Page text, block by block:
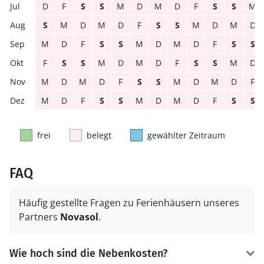
D
F S S M D M D F S S
M
S
M D M D F S S M D M
D
M
D F S S M D M D F S
S
F
S S M D M D F S S M
D
M
D M D F S S M D M D
F
M
D F S S M D M D F S S
frei belegt gewählter Zeitraum
FAQ
Häufig gestellte Fragen zu Ferienhäusern unseres
Partners Novasol.
Wie hoch sind die Nebenkosten?